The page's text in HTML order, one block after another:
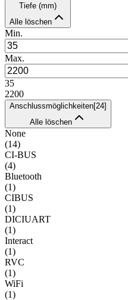
Tiefe (mm)
Alle löschen
Min.
Max.
35
2200
Anschlussmöglichkeiten[24]
Alle löschen
None
(14)
CI-BUS
(4)
Bluetooth
(1)
CIBUS
(1)
DICIUART
(1)
Interact
(1)
RVC
(1)
WiFi
(1)